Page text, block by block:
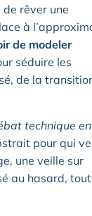
rêver une
à
de modeler
séduire les
de la
technique
pour qui
une veille sur
au hasard, tout